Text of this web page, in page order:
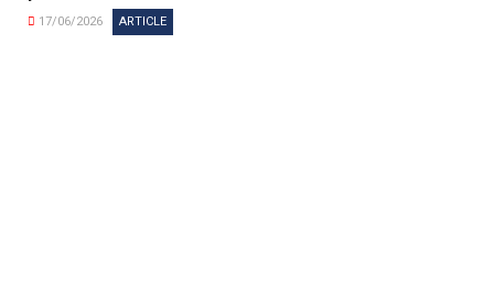
17/06/2026 ARTICLE